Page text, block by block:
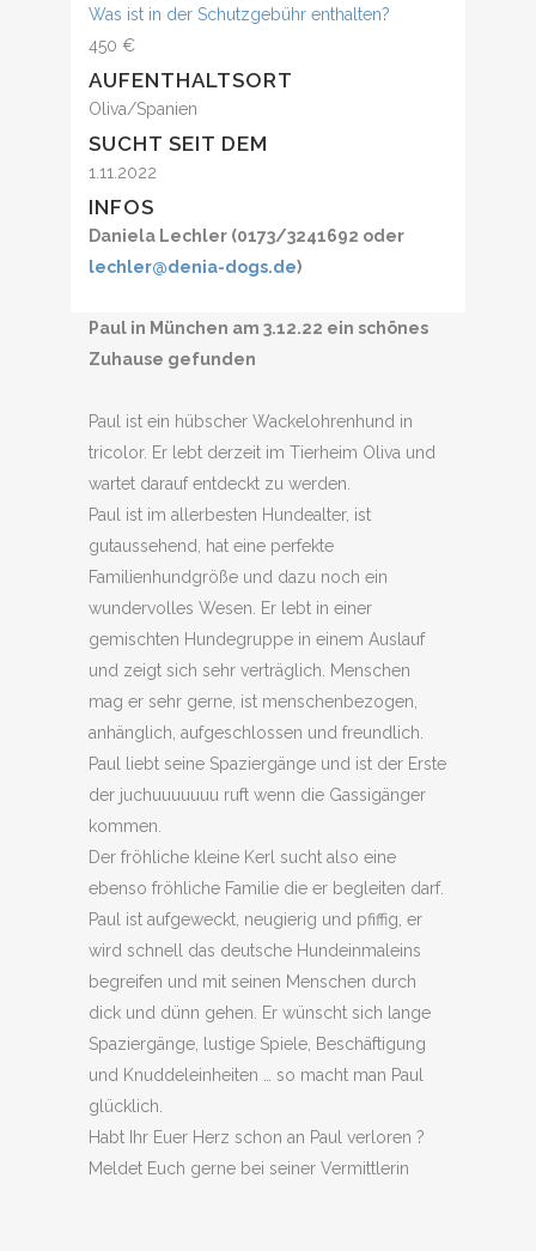
Was ist in der Schutzgebühr enthalten?
450 €
AUFENTHALTSORT
Oliva/Spanien
SUCHT SEIT DEM
1.11.2022
INFOS
Daniela Lechler (0173/3241692 oder
lechler@denia-dogs.de)
Paul in München am 3.12.22 ein schönes
Zuhause gefunden
Paul ist ein hübscher Wackelohrenhund in
tricolor. Er lebt derzeit im Tierheim Oliva und
wartet darauf entdeckt zu werden.
Paul ist im allerbesten Hundealter, ist
gutaussehend, hat eine perfekte
Familienhundgröße und dazu noch ein
wundervolles Wesen. Er lebt in einer
gemischten Hundegruppe in einem Auslauf
und zeigt sich sehr verträglich. Menschen
mag er sehr gerne, ist menschenbezogen,
anhänglich, aufgeschlossen und freundlich.
Paul liebt seine Spaziergänge und ist der Erste
der juchuuuuuuu ruft wenn die Gassigänger
kommen.
Der fröhliche kleine Kerl sucht also eine
ebenso fröhliche Familie die er begleiten darf.
Paul ist aufgeweckt, neugierig und pfiffig, er
wird schnell das deutsche Hundeinmaleins
begreifen und mit seinen Menschen durch
dick und dünn gehen. Er wünscht sich lange
Spaziergänge, lustige Spiele, Beschäftigung
und Knuddeleinheiten … so macht man Paul
glücklich.
Habt Ihr Euer Herz schon an Paul verloren ?
Meldet Euch gerne bei seiner Vermittlerin